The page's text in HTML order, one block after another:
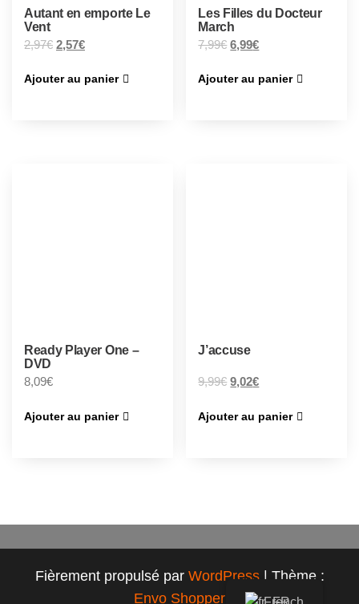
Autant en emporte Le
Vent
2,97€ 2,57€
Ajouter au panier
Les Filles du Docteur
March
7,99€ 6,99€
Ajouter au panier
Ready Player One –
DVD
8,09€
Ajouter au panier
J’accuse
9,99€ 9,02€
Ajouter au panier
Fièrement propulsé par WordPress | Thème :
Envo Shopper